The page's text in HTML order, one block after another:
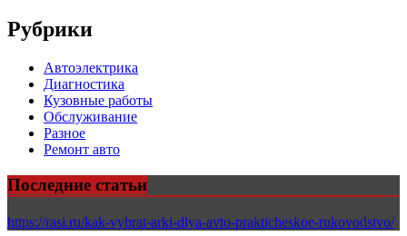
Рубрики
Автоэлектрика
Диагностика
Кузовные работы
Обслуживание
Разное
Ремонт авто
Последние статьи
https://rasi.ru/kak-vybrat-arki-dlya-avto-prakticheskoe-rukovodstvo/